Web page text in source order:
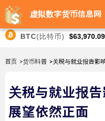
虚拟数字货币信息网
BTC(比特币) $63,970.09
首页 >货币科普 >关税与就业报告影
关税与就业报
展望依然正面